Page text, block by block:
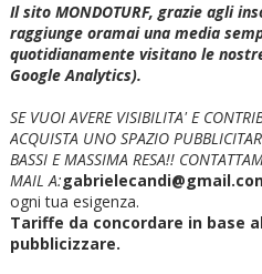
Il sito MONDOTURF, grazie agli
raggiunge oramai una media
quotidianamente visitano le
Google Analytics).
SE VUOI AVERE VISIBILITA' E
ACQUISTA UNO SPAZIO
BASSI E MASSIMA RESA!!
MAIL A:
ogni tua esigenza.
Tariffe da concordare in base
pubblicizzare.